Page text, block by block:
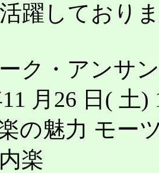
躍しており
ク・アンサ
月26 日( 土
の魅力 モー
楽